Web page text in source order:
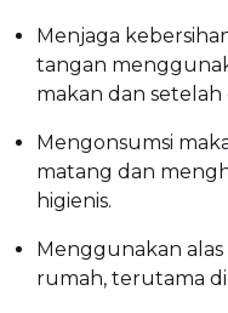
Menjaga
tangan
makan dan setelah
Mengonsumsi
matang dan
higienis.
Menggunakan
rumah, terutama